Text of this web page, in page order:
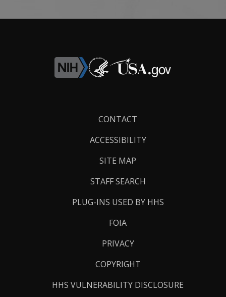
CONTACT
ACCESSIBILITY
SITE MAP
STAFF SEARCH
PLUG-INS USED BY HHS
FOIA
PRIVACY
COPYRIGHT
HHS VULNERABILITY DISCLOSURE